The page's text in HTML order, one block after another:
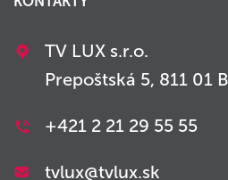
TV LUX s.r.o.
Prepoštská 5, 811 01
+421 2 21 29 55 55
tvlux@tvlux.sk